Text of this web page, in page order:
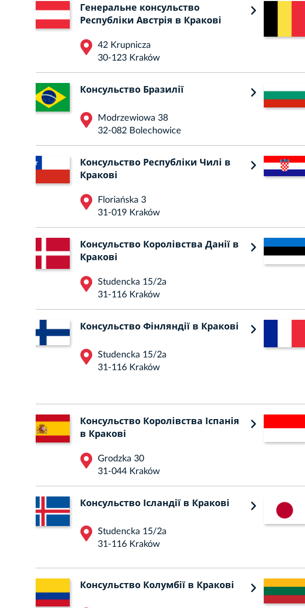
Генеральне консульство
Республіки Австрія в Кракові
42 Krupnicza
30-123 Kraków
Консульство Бразилії
Modrzewiowa 38
32-082 Bolechowice
Консульство Республіки Чилі в
Кракові
Floriańska 3
31-019 Kraków
Консульство Королівства Данії в
Кракові
Studencka 15/2a
31-116 Kraków
Консульство Фінляндії в Кракові
Studencka 15/2a
31-116 Kraków
Консульство Королівства Іспанія
в Кракові
Grodzka 30
31-044 Kraków
Консульство Ісландії в Кракові
Studencka 15/2a
31-116 Kraków
Консульство Колумбії в Кракові